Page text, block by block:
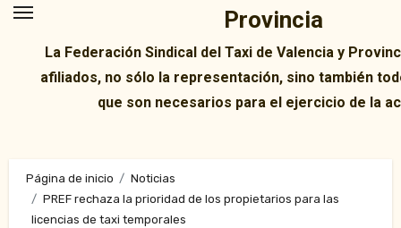
Provincia
La Federación Sindical del Taxi de Valencia y
afiliados, no sólo la representación, sino también
que son necesarios para el ejercicio de la
Página de inicio
Noticias
PREF rechaza la prioridad de los propietarios para las
licencias de taxi temporales